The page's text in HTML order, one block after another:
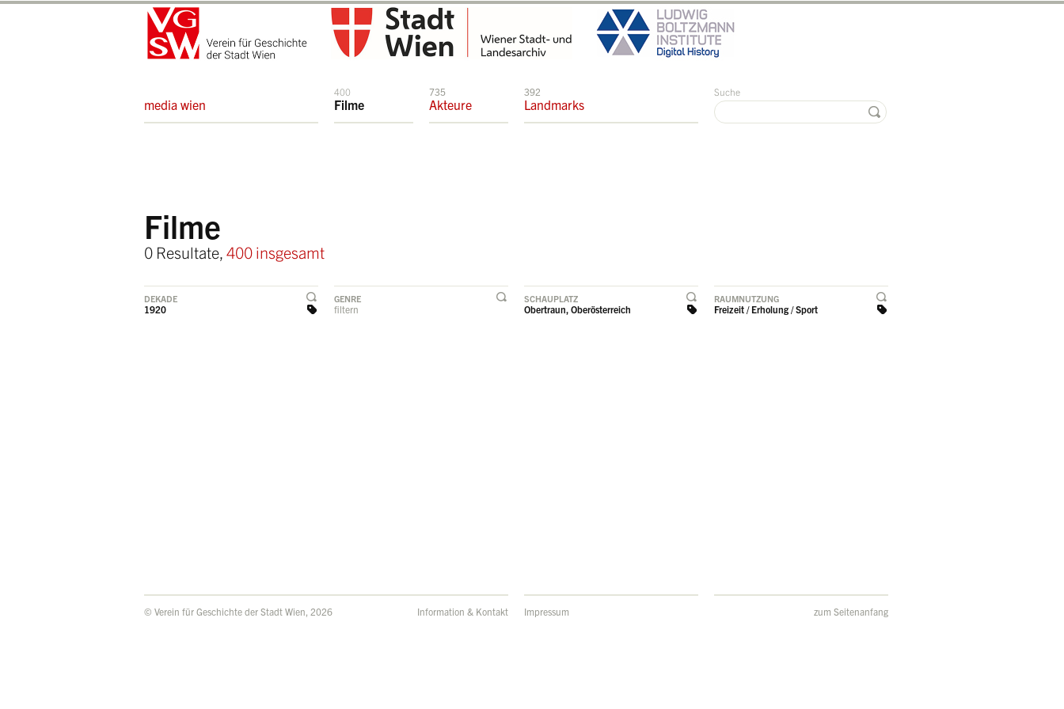
media wien
400
Filme
735
Akteure
392
Landmarks
Suche
Filme
0 Resultate, 400 insgesamt
DEKADE
1920
GENRE
filtern
SCHAUPLATZ
Obertraun, Oberösterreich
RAUMNUTZUNG
Freizeit / Erholung / Sport
© Verein für Geschichte der Stadt Wien, 2026 Information & Kontakt Impressum zum Seitenanfang